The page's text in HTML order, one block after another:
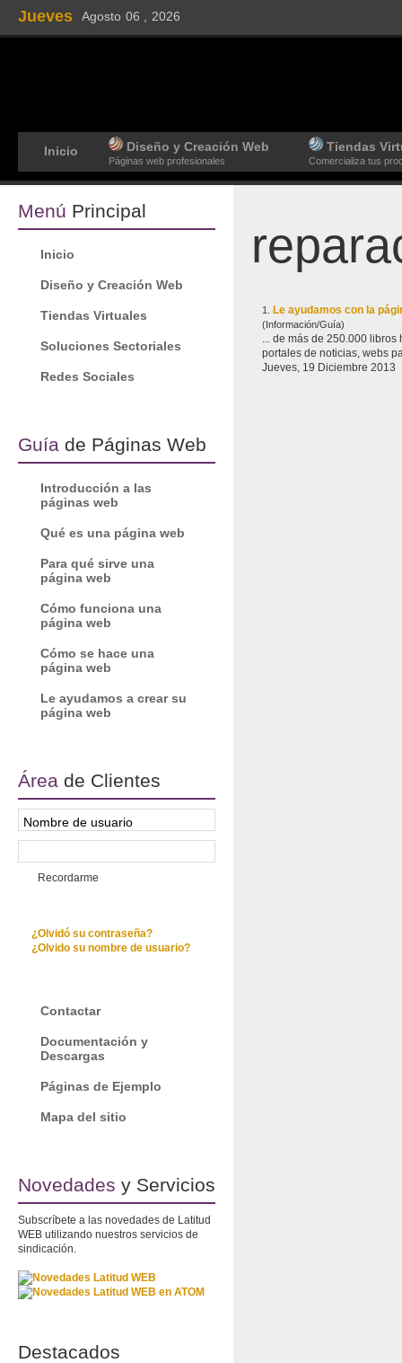
Jueves Agosto 06 , 2026
Inicio Diseño y Creación Web
Páginas web profesionales
Tiendas
Comercializa tus
1. Le ayudamos con la
(Información/Guía)
... de más de 250.000
portales de noticias, webs
Jueves, 19 Diciembre 2013
Menú Principal
Inicio
Diseño y Creación Web
Tiendas Virtuales
Soluciones Sectoriales
Redes Sociales
Guía de Páginas Web
Introducción a las
páginas web
Qué es una página web
Para qué sirve una
página web
Cómo funciona una
página web
Cómo se hace una
página web
Le ayudamos a crear su
página web
Área de Clientes
Recordarme
¿Olvidó su contraseña?
¿Olvido su nombre de usuario?
Contactar
Documentación y
Descargas
Páginas de Ejemplo
Mapa del sitio
Novedades y Servicios
Subscríbete a las novedades de Latitud
WEB utilizando nuestros servicios de
sindicación.
Destacados